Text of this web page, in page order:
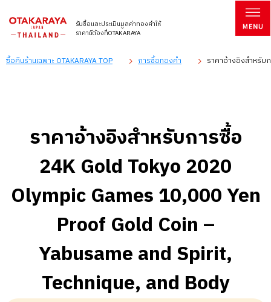
รับซื้อและประเมินมูลค่าทองคำให้
ราคาดีต้องที่OTAKARAYA
ซื้อคืนร้านเฉพาะ OTAKARAYA TOP การซื้อทองคำ ราคาอ้างอิงสำหรับ
ราคาอ้างอิงสำหรับการซื้อ
24K Gold Tokyo 2020
Olympic Games 10,000 Yen
Proof Gold Coin –
Yabusame and Spirit,
Technique, and Body